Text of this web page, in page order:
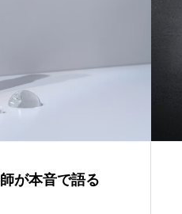
が本音で語る